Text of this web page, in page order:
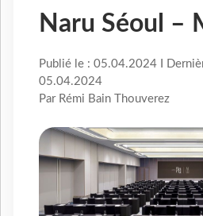
Naru Séoul –
Publié le : 05.04.2024 I
05.04.2024
Par Rémi Bain Thouverez